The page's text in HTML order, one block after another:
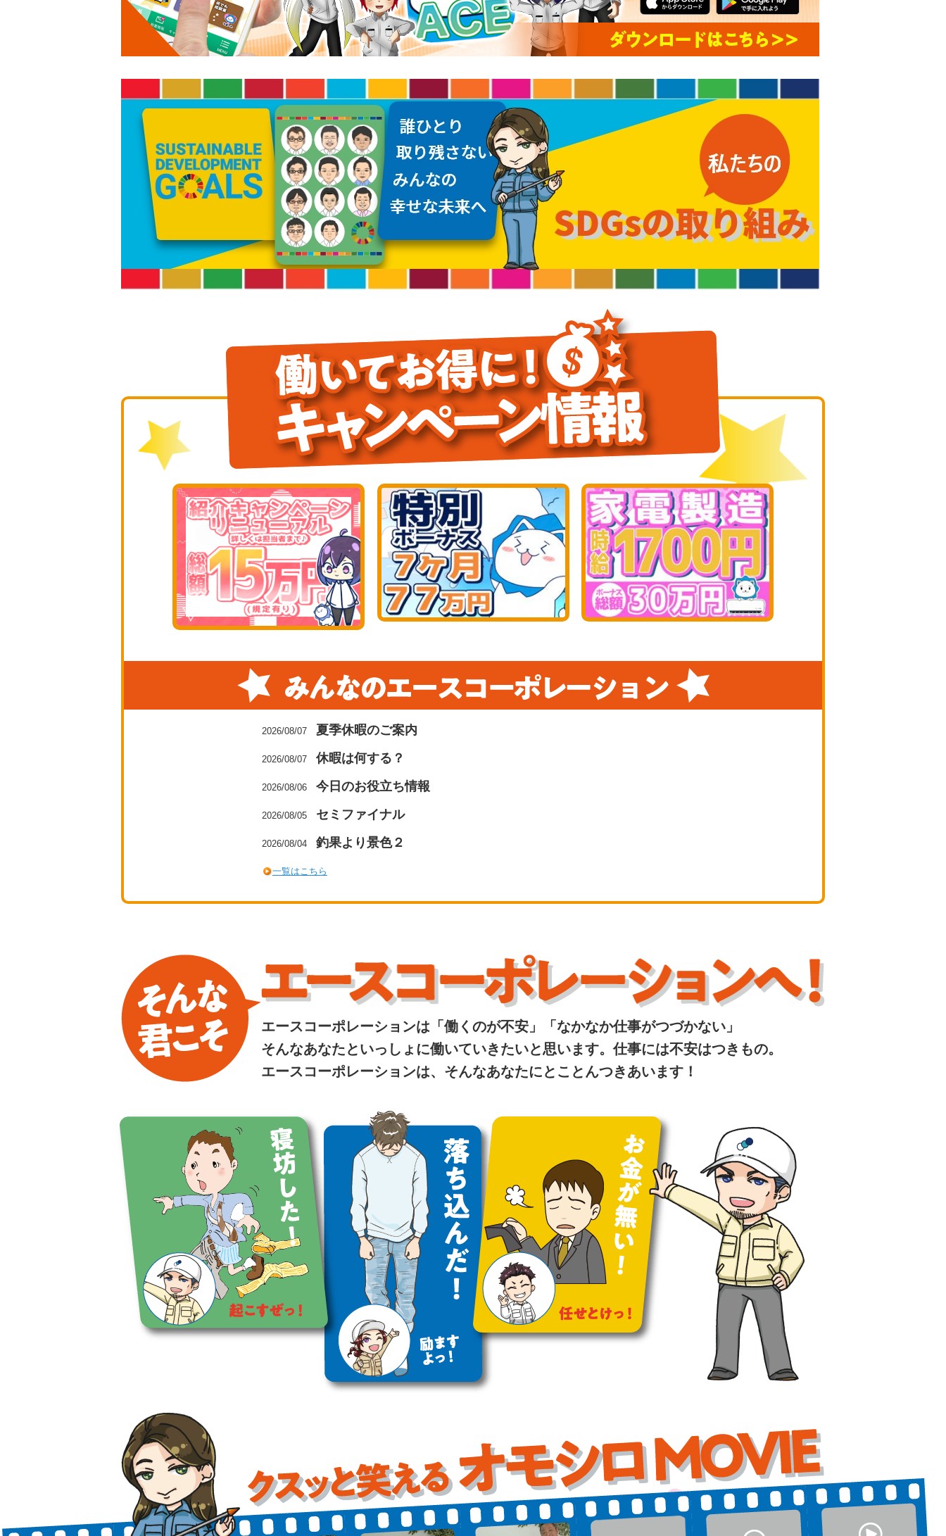
2026/08/07 夏季休暇のご案内
2026/08/07 休暇は何する？
2026/08/06 今日のお役立ち情報
2026/08/05 セミファイナル
2026/08/04 釣果より景色２
一覧はこちら
エースコーポレーションは「働くのが不安」「なかなか仕事がつづかない」
そんなあなたといっしょに働いていきたいと思います。仕事には不安はつきもの。
エースコーポレーションは、そんなあなたにとことんつきあいます！